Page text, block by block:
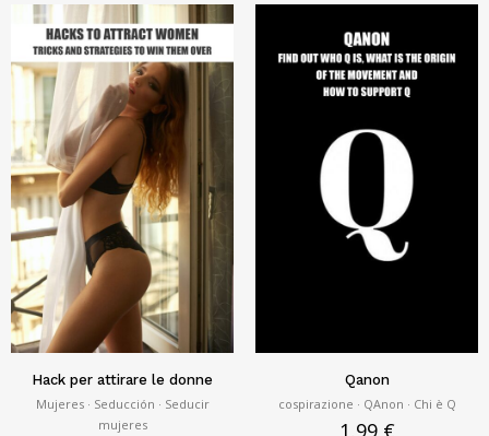
Hack per attirare le donne
Mujeres · Seducción · Seducir
mujeres
Qanon
cospirazione · QAnon · Chi è Q
1,99 €